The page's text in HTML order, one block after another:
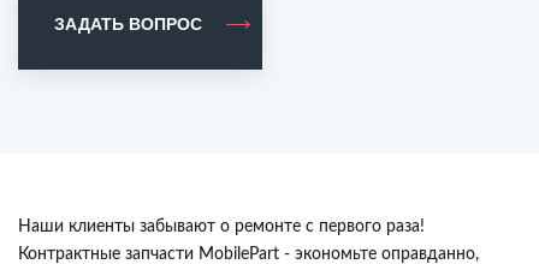
ЗАДАТЬ ВОПРОС
Наши клиенты забывают о ремонте с первого раза!
Контрактные запчасти MobilePart - экономьте оправданно,